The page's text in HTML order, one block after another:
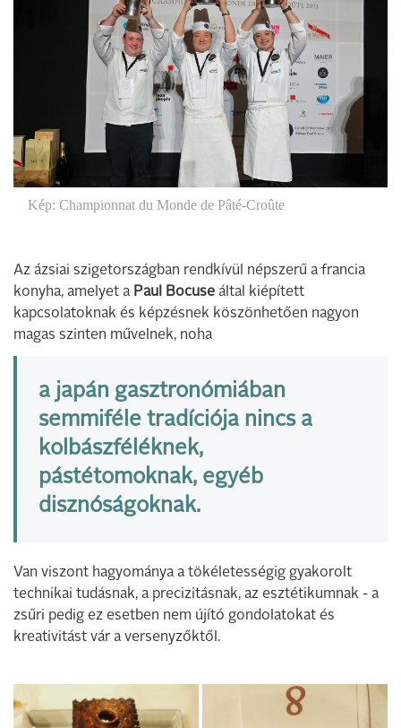
Kép: Championnat du Monde de Pâté-Croûte
Az ázsiai szigetországban rendkívül népszerű a francia
konyha, amelyet a Paul Bocuse által kiépített
kapcsolatoknak és képzésnek köszönhetően nagyon
magas szinten művelnek, noha
a japán gasztronómiában
semmiféle tradíciója nincs a
kolbászféléknek,
pástétomoknak, egyéb
disznóságoknak.
Van viszont hagyománya a tökéletességig gyakorolt
technikai tudásnak, a precizitásnak, az esztétikumnak - a
zsűri pedig ez esetben nem újító gondolatokat és
kreativitást vár a versenyzőktől.